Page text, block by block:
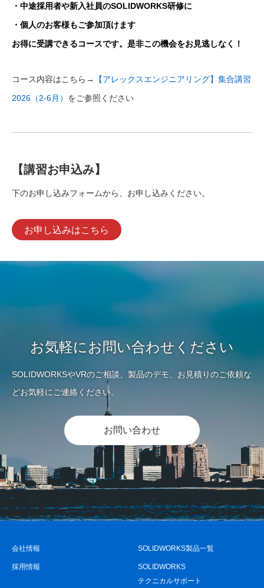
・中途採用者や新入社員のSOLIDWORKS研修に
・個人のお客様もご参加頂けます
お得に受講できるコースです。是非この機会をお見逃しなく！
コース内容はこちら→
【アレックスエンジニアリング】集合講習
2026（2-6月） をご参照ください
【講習お申込み】
下のお申し込みフォームから、お申し込みください。
お申し込みはこちら
お気軽にお問い合わせください
SOLIDWORKSやVRのご相談、製品のデモ、お見積りのご依頼な
どお気軽にご連絡ください。
お問い合わせ
会社情報
採用情報
SOLIDWORKS製品一覧
SOLIDWORKS
テクニカルサポート